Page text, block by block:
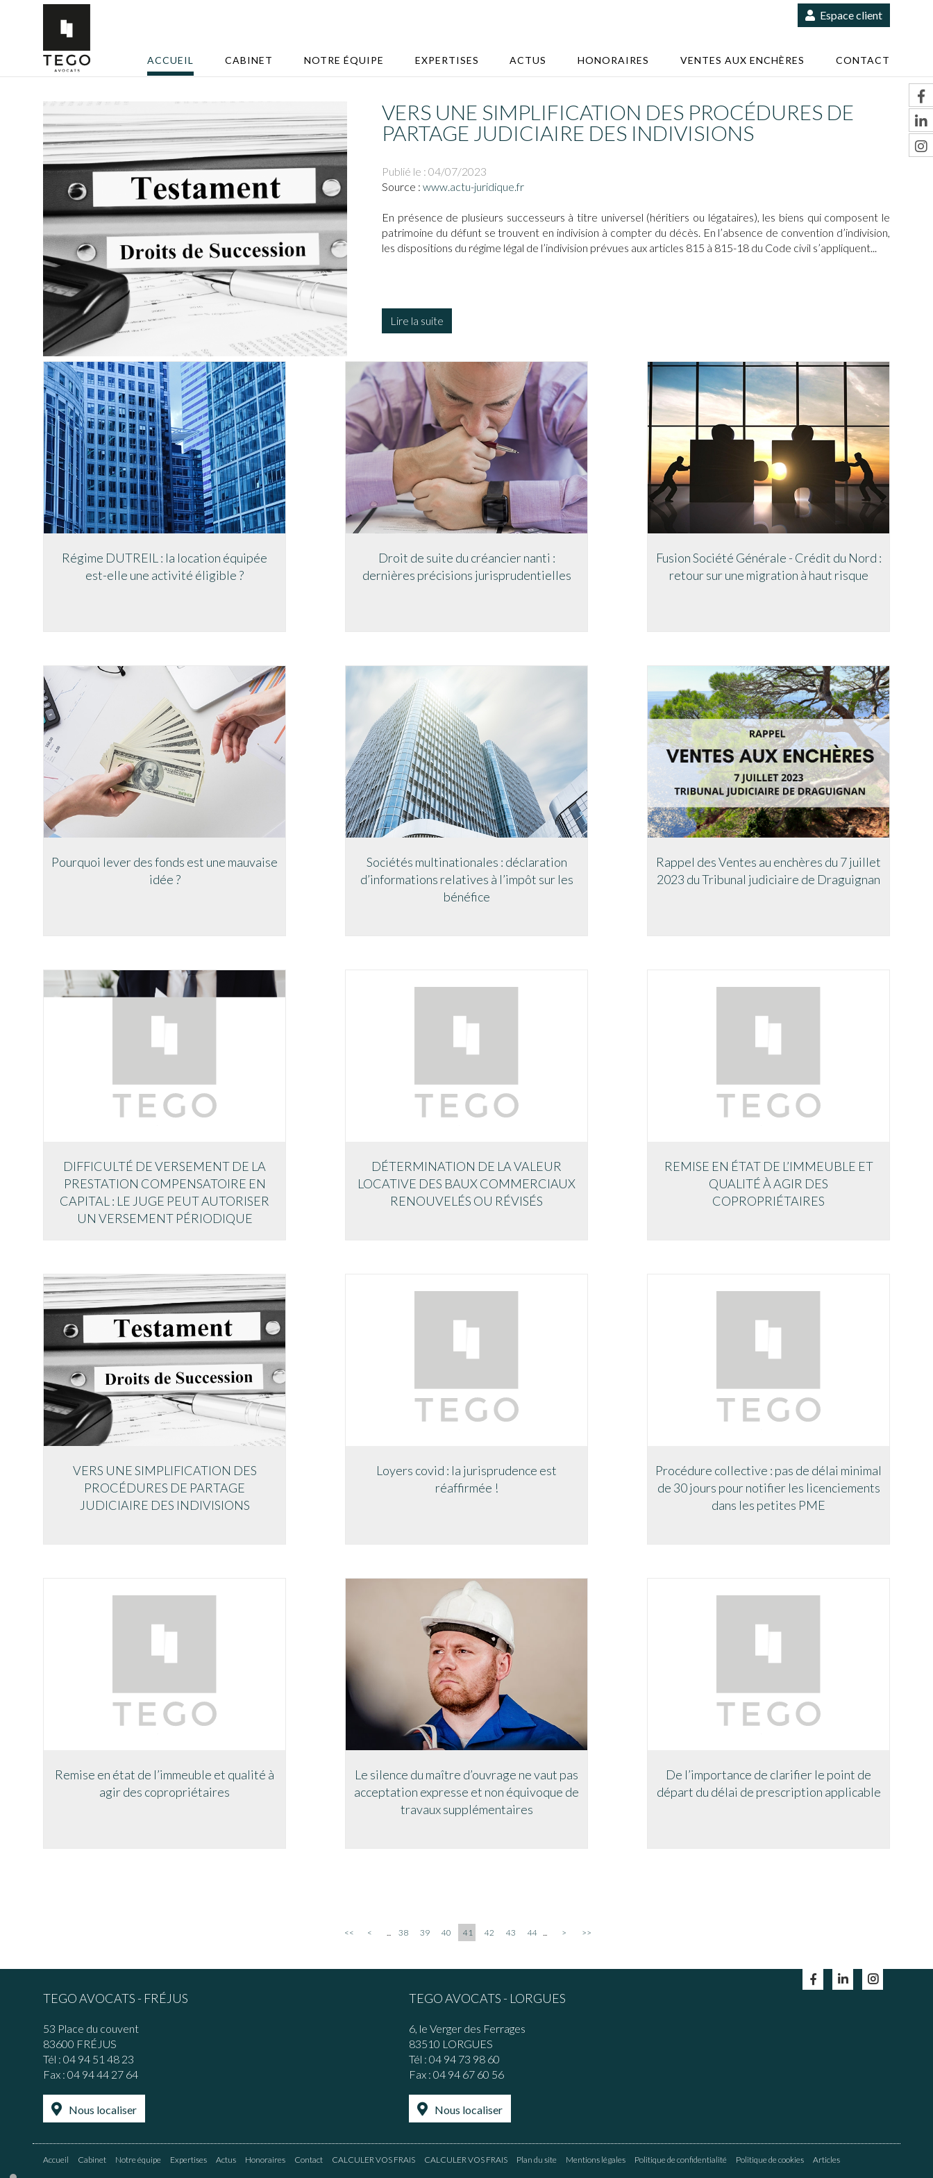
ACCUEIL CABINET NOTRE ÉQUIPE EXPERTISES ACTUS HONORAIRES VENTES AUX ENCHÈRES CONTACT
Espace client
VERS UNE SIMPLIFICATION DES PROCÉDURES DE
PARTAGE JUDICIAIRE DES INDIVISIONS
Publié le : 04/07/2023
Source : www.actu-juridique.fr
En présence de plusieurs successeurs à titre universel (héritiers ou légataires), les biens qui composent le
patrimoine du défunt se trouvent en indivision à compter du décès. En l’absence de convention d’indivision,
les dispositions du régime légal de l’indivision prévues aux articles 815 à 815-18 du Code civil s’appliquent...
Lire la suite
Régime DUTREIL : la location équipée
est-elle une activité éligible ?
Droit de suite du créancier nanti :
dernières précisions jurisprudentielles
Fusion Société Générale - Crédit du Nord :
retour sur une migration à haut risque
Pourquoi lever des fonds est une mauvaise
idée ?
Sociétés multinationales : déclaration
d’informations relatives à l’impôt sur les
bénéfice
Rappel des Ventes au enchères du 7 juillet
2023 du Tribunal judiciaire de Draguignan
DIFFICULTÉ DE VERSEMENT DE LA
PRESTATION COMPENSATOIRE EN
CAPITAL : LE JUGE PEUT AUTORISER
UN VERSEMENT PÉRIODIQUE
DÉTERMINATION DE LA VALEUR
LOCATIVE DES BAUX COMMERCIAUX
RENOUVELÉS OU RÉVISÉS
REMISE EN ÉTAT DE L’IMMEUBLE ET
QUALITÉ À AGIR DES
COPROPRIÉTAIRES
VERS UNE SIMPLIFICATION DES
PROCÉDURES DE PARTAGE
JUDICIAIRE DES INDIVISIONS
Loyers covid : la jurisprudence est
réaffirmée !
Procédure collective : pas de délai minimal
de 30 jours pour notifier les licenciements
dans les petites PME
Remise en état de l’immeuble et qualité à
agir des copropriétaires
Le silence du maître d’ouvrage ne vaut pas
acceptation expresse et non équivoque de
travaux supplémentaires
De l’importance de clarifier le point de
départ du délai de prescription applicable
<< < ... 38 39 40 41 42 43 44 ... > >>
TEGO AVOCATS - FRÉJUS
53 Place du couvent
83600 FRÉJUS
Tél : 04 94 51 48 23
Fax : 04 94 44 27 64
Nous localiser
TEGO AVOCATS - LORGUES
6, le Verger des Ferrages
83510 LORGUES
Tél : 04 94 73 98 60
Fax : 04 94 67 60 56
Nous localiser
Accueil Cabinet Notre équipe Expertises Actus Honoraires Contact CALCULER VOS FRAIS CALCULER VOS FRAIS Plan du site Mentions légales Politique de confidentialité Politique de cookies Articles